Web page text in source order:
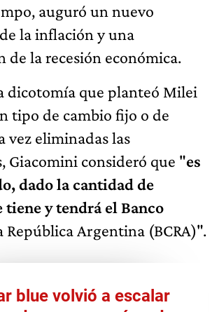
auguró un nuevo
la inflación y una
de la recesión económica.
dicotomía que planteó Milei
tipo de cambio fijo o de
vez eliminadas las
Giacomini consideró que "es
dado la cantidad de
tiene y tendrá el Banco
República Argentina (BCRA)".
blue volvió a escalar